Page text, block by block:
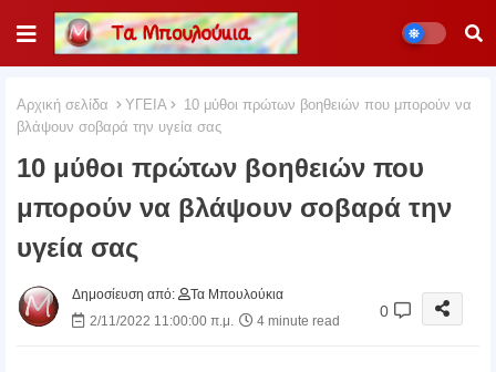
Αρχική σελίδα ΥΓΕΙΑ
10 μύθοι πρώτων βοηθειών που μπορούν να
βλάψουν σοβαρά την υγεία σας
10 μύθοι πρώτων βοηθειών που
μπορούν να βλάψουν σοβαρά την
υγεία σας
Δημοσίευση από:
Τα Μπουλούκια
2/11/2022 11:00:00 π.μ.
4 minute read
0